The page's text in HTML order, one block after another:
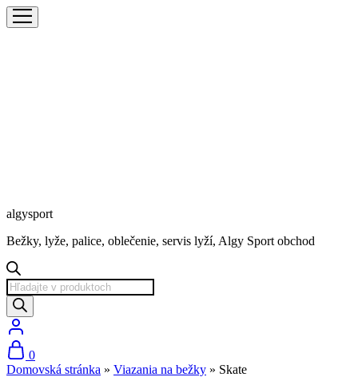
algysport
Bežky, lyže, palice, oblečenie, servis lyží, Algy Sport obchod
Products
search
0
Domovská stránka » Viazania na bežky » Skate